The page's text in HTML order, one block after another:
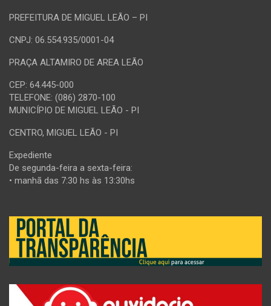
PREFEITURA DE MIGUEL LEÃO – PI
CNPJ: 06.554.935/0001-04
PRAÇA ALTAMIRO DE AREA LEÃO
CEP: 64.445-000
TELEFONE: (086) 2870-100
MUNICÍPIO DE MIGUEL LEÃO - PI
CENTRO, MIGUEL LEÃO - PI
Expediente
De segunda-feira a sexta-feira:
• manhã das 7:30 hs às 13:30hs